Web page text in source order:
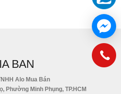
BAN
Alo Mua Bán
Phường Minh Phụng, TP.HCM